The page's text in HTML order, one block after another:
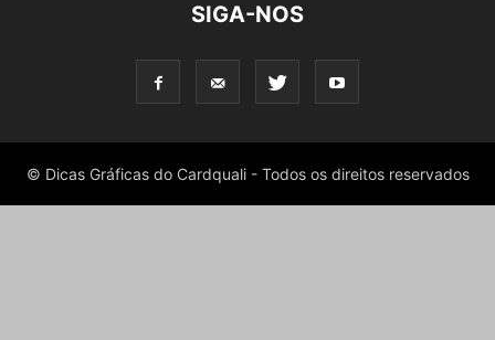
SIGA-NOS
© Dicas Gráficas do Cardquali - Todos os direitos reservados